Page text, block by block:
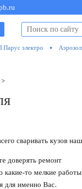
Парус электро
>
сваривать кузов
доверять ремонт
какие-то мелкие
для именно Вас.